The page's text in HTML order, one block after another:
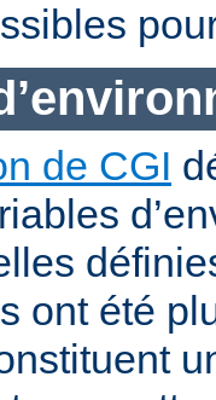
de CGI
ont été